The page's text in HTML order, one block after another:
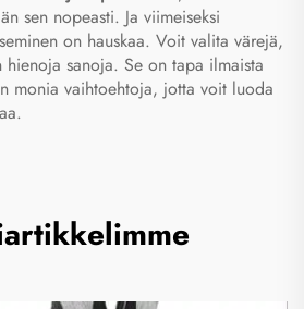
sen nopeasti. Ja viimeiseksi
on hauskaa. Voit valita värejä,
sanoja. Se on tapa ilmaista
monia vaihtoehtoja, jotta voit luoda